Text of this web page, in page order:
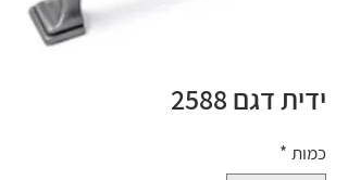
ידית דגם 2588
כמות *